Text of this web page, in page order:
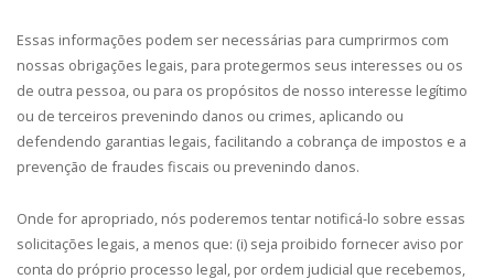
Essas informações podem ser necessárias para cumprirmos com
nossas obrigações legais, para protegermos seus interesses ou os
de outra pessoa, ou para os propósitos de nosso interesse legítimo
ou de terceiros prevenindo danos ou crimes, aplicando ou
defendendo garantias legais, facilitando a cobrança de impostos e a
prevenção de fraudes fiscais ou prevenindo danos.
Onde for apropriado, nós poderemos tentar notificá-lo sobre essas
solicitações legais, a menos que: (i) seja proibido fornecer aviso por
conta do próprio processo legal, por ordem judicial que recebemos,